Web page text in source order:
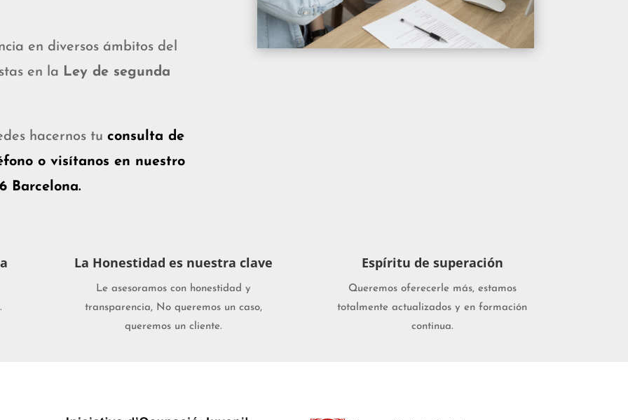
en diversos ámbitos del
en la Ley de segunda
hacernos tuconsulta de
o visítanos en nuestro
Barcelona.
La Honestidad es nuestra clave
Le asesoramos con honestidad y
transparencia, No queremos un caso,
queremos un cliente.
Espíritu de superación
Queremos oferecerle más, estamos
totalmente actualizados y en formación
continua.